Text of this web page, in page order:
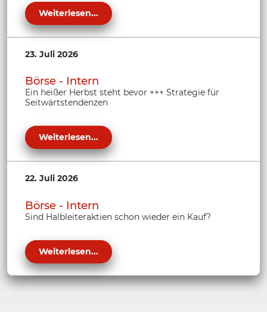
Weiterlesen...
23. Juli 2026
Börse - Intern
Ein heißer Herbst steht bevor +++ Strategie für
Seitwärtstendenzen
Weiterlesen...
22. Juli 2026
Börse - Intern
Sind Halbleiteraktien schon wieder ein Kauf?
Weiterlesen...